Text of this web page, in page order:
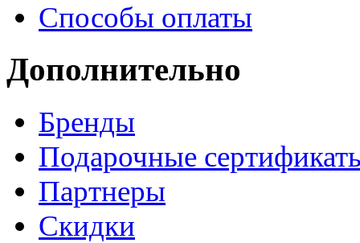
Способы оплаты
Дополнительно
Бренды
Подарочные
Партнеры
Скидки